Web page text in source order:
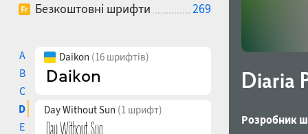
Безкоштовні шрифти
269
A
B
C
D
E
Daikon (16 шрифтів)
Day Without Sun (1 шрифт)
Diaria
Розробник